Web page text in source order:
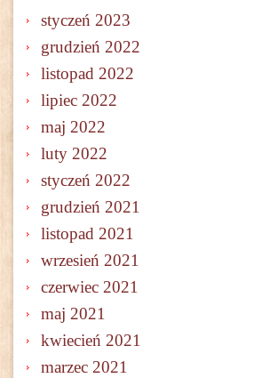
styczeń 2023
grudzień 2022
listopad 2022
lipiec 2022
maj 2022
luty 2022
styczeń 2022
grudzień 2021
listopad 2021
wrzesień 2021
czerwiec 2021
maj 2021
kwiecień 2021
marzec 2021